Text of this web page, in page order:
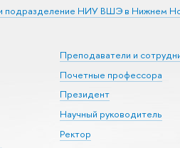
подразделение НИУ ВШЭ в Нижнем
Преподаватели и
Почетные профессора
Президент
Научный руководитель
Ректор